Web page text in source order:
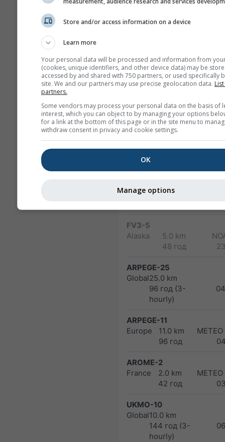
Global40.0 km
hourly)
North
America
12.0 km
84 год (3-
hourly)
North America 5.0 km
48 год
NAM-3
North America 3.0 km
North America
FV3-5
Alaska
5.0 km
48 год
ARPEGE-25
Global25.0 km
96 год (3-
hourly)
ARPEGE-11
Europe
11.0 km
96 год
AROME-2
France
2.0 km
42 год
UKMO-10
Global10.0 km
144 год (3-
hourly)
Store and/or access information on a device
Learn more
Your personal data will be processed and information from
(cookies, unique identifiers, and other device data) may be
accessed by and shared with 750 partners, or used specifically
site. We and our partners may use precise geolocation data.
partners.
Some vendors may process your personal data on the basis of
interest, which you can object to by managing your options
for a link at the bottom of this page or in the site menu to
withdraw consent in privacy and cookie settings.
OK
Manage options